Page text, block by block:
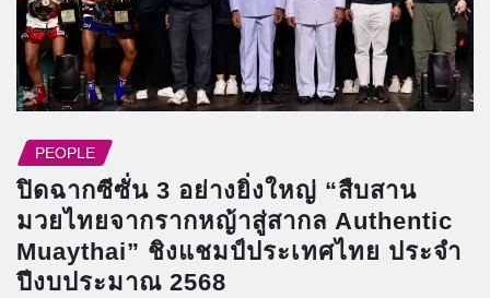
PEOPLE
ปิดฉากซีซั่น 3 อย่างยิ่งใหญ่ “สืบสาน
มวยไทยจากรากหญ้าสู่สากล Authentic
Muaythai” ชิงแชมป์ประเทศไทย ประจำ
ปีงบประมาณ 2568